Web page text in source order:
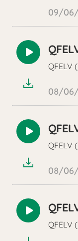
09/06/
Reproducir
audioQFELV
08/06/
Reproducir
audioQFELV
08/06/
Reproducir
audioQFELV